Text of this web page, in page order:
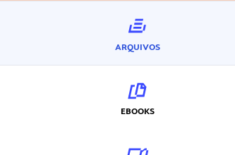
ARQUIVOS
EBOOKS